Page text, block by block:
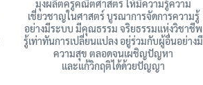
มุ่งผลิตครูคณิตศาสตร์ ให้มีความรู้ความ
เชี่ยวชาญในศาสตร์ บูรณาการจัดการความรู้
อย่างมีระบบ มีคุณธรรม จริยธรรมแห่งวิชาชีพ
รู้เท่าทันการเปลี่ยนแปลง อยู่ร่วมกับผู้อื่นอย่างมี
ความสุข ตลอดจนเผชิญปัญหา
และแก้วิกฤติได้ด้วยปัญญา